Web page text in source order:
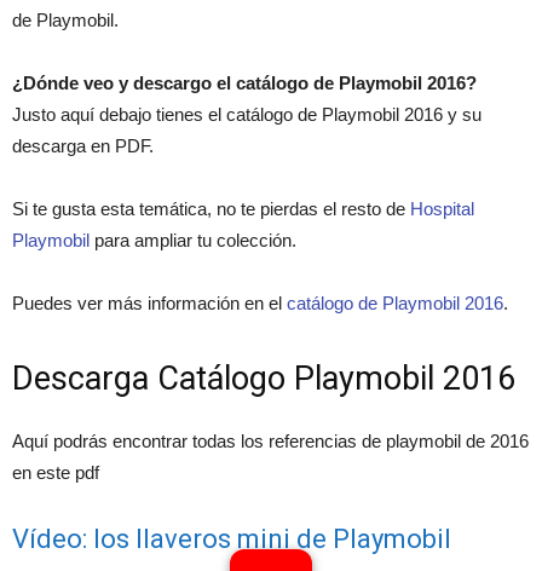
de Playmobil.
¿Dónde veo y descargo el catálogo de Playmobil 2016?
Justo aquí debajo tienes el catálogo de Playmobil 2016 y su
descarga en PDF.
Si te gusta esta temática, no te pierdas el resto de Hospital
Playmobil para ampliar tu colección.
Puedes ver más información en el catálogo de Playmobil 2016.
Descarga Catálogo Playmobil 2016
Aquí podrás encontrar todas los referencias de playmobil de 2016
en este pdf
Vídeo: los llaveros mini de Playmobil